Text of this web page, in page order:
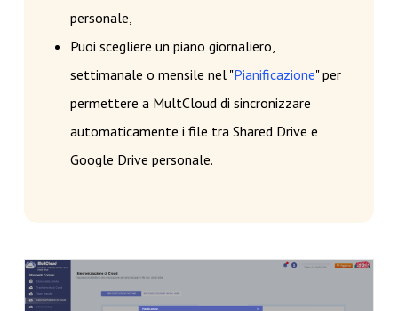
personale,
Puoi scegliere un piano giornaliero,
settimanale o mensile nel "Pianificazione" per
permettere a MultCloud di sincronizzare
automaticamente i file tra Shared Drive e
Google Drive personale.